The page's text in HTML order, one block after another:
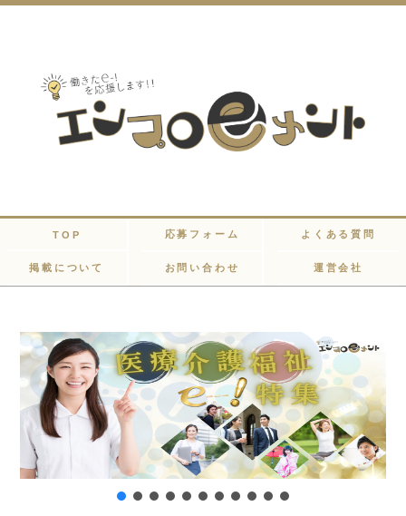
TOP 応募フォーム よくある質問
掲載について お問い合わせ 運営会社